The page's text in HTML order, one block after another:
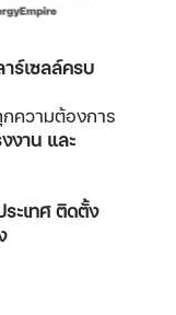
ร์เซลล์ครบ
ความต้องการ
งาน และ
ะเทศติดตั้ง